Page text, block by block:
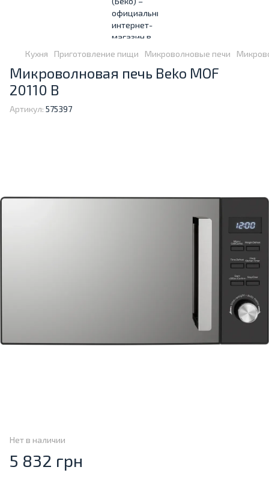
Кухня Приготовление пищи Микроволновые печи
Микроволновая печь Beko MOF
20110 B
Артикул: 575397
Нет в наличии
5 832 грн